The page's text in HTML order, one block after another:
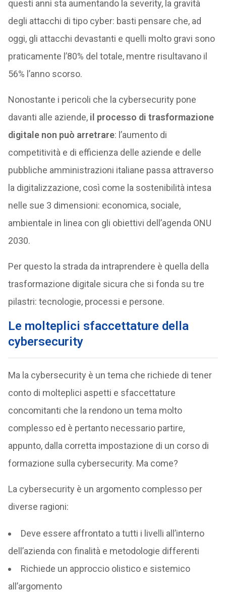
questi anni sta aumentando la severity, la gravità
degli attacchi di tipo cyber: basti pensare che, ad
oggi, gli attacchi devastanti e quelli molto gravi sono
praticamente l’80% del totale, mentre risultavano il
56% l’anno scorso.
Nonostante i pericoli che la cybersecurity pone
davanti alle aziende, il processo di trasformazione
digitale non può arretrare: l’aumento di
competitività e di efficienza delle aziende e delle
pubbliche amministrazioni italiane passa attraverso
la digitalizzazione, così come la sostenibilità intesa
nelle sue 3 dimensioni: economica, sociale,
ambientale in linea con gli obiettivi dell’agenda ONU
2030.
Per questo la strada da intraprendere è quella della
trasformazione digitale sicura che si fonda su tre
pilastri: tecnologie, processi e persone.
Le molteplici sfaccettature della
cybersecurity
Ma la cybersecurity è un tema che richiede di tener
conto di molteplici aspetti e sfaccettature
concomitanti che la rendono un tema molto
complesso ed è pertanto necessario partire,
appunto, dalla corretta impostazione di un corso di
formazione sulla cybersecurity. Ma come?
La cybersecurity è un argomento complesso per
diverse ragioni:
Deve essere affrontato a tutti i livelli all’interno
dell’azienda con finalità e metodologie differenti
Richiede un approccio olistico e sistemico
all’argomento